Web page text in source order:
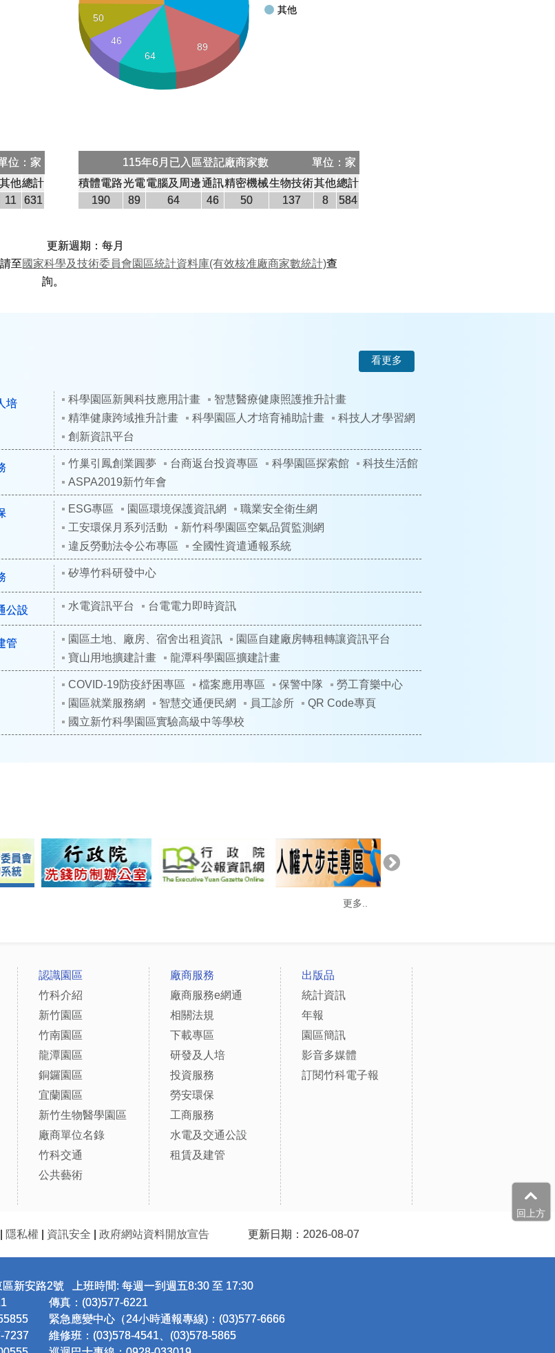
位：家
其他總計
11 631
其他
89
50
46
64
115年6月已入區登記廠商家數
單位：家
積體電路光電電腦及周邊通訊精密機械生物技術其他總計
190
89 64 46 50 137 8 584
更新週期：每月
至國家科學及技術委員會園區統計資料庫(有效核准廠商家數統計)查
詢。
看更多
培 科學園區新興科技應用計畫
智慧醫療健康照護推升計畫
精準健康跨域推升計畫
科學園區人才培育補助計畫
科技人才學習網
創新資訊平台
竹巢引鳳創業圓夢 台商返台投資專區 科學園區探索館
科技生活館
ASPA2019新竹年會
ESG專區 園區環境保護資訊網
職業安全衛生網
工安環保月系列活動
新竹科學園區空氣品質監測網
違反勞動法令公布專區
全國性資遣通報系統
矽導竹科研發中心
公設 水電資訊平台 台電電力即時資訊
管 園區土地、廠房、宿舍出租資訊
園區自建廠房轉租轉讓資訊平台
寶山用地擴建計畫
龍潭科學園區擴建計畫
COVID-19防疫紓困專區 檔案應用專區 保警中隊
勞工育樂中心
園區就業服務網
智慧交通便民網 員工診所
QR Code專頁
國立新竹科學園區實驗高級中等學校
更多..
認識園區
竹科介紹
新竹園區
竹南園區
龍潭園區
銅鑼園區
宜蘭園區
新竹生物醫學園區
廠商單位名錄
竹科交通
公共藝術
廠商服務
廠商服務e網通
相關法規
下載專區
研發及人培
投資服務
勞安環保
工商服務
水電及交通公設
租賃及建管
出版品
統計資訊
年報
園區簡訊
影音多媒體
訂閱竹科電子報
隱私權 資訊安全 政府網站資料開放宣告 更新日期：2026-08-07
新安路2號 上班時間: 每週一到週五8:30 至 17:30
傳真：(03)577-6221
緊急應變中心（24小時通報專線)：(03)577-6666
7237
維修班：(03)578-4541、(03)578-5865
回上方